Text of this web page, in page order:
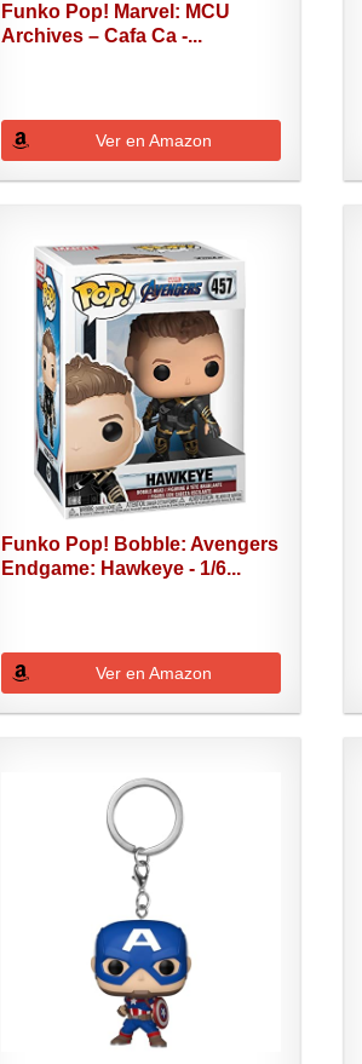
Funko Pop! Marvel: MCU
Archives – Cafa Ca -...
Ver en Amazon
Funko Pop! Bobble: Avengers
Endgame: Hawkeye - 1/6...
Ver en Amazon